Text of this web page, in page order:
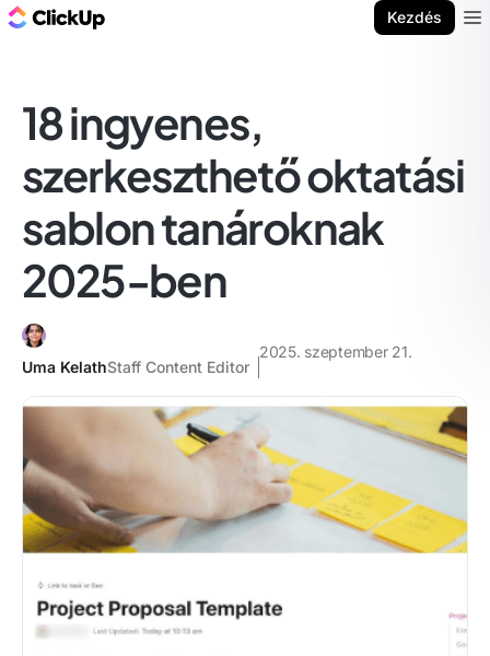
Kezdés
18 ingyenes,
szerkeszthető oktatási
sablon tanároknak
2025-ben
Uma KelathStaff Content Editor
2025. szeptember 21.